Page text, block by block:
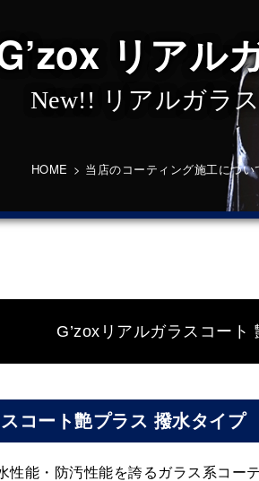
リアル
New!! リアルガラ
HOME > 当店のコーティング施工につい
G’zoxリアルガラスコート
コート艶プラス 撥水タイプ
性能・防汚性能を誇るガラス系コー